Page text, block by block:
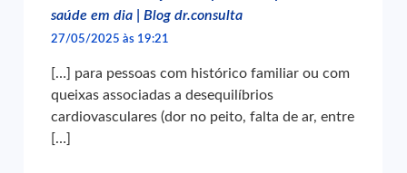
saúde em dia | Blog dr.consulta
27/05/2025 às 19:21
[…] para pessoas com histórico familiar ou com
queixas associadas a desequilíbrios
cardiovasculares (dor no peito, falta de ar, entre
[…]